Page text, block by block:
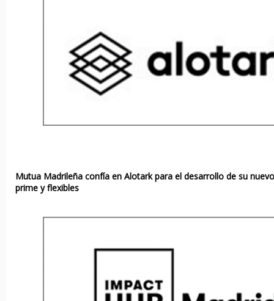
Mutua Madrileña confía en Alotark para el desarrollo de su
prime y flexibles